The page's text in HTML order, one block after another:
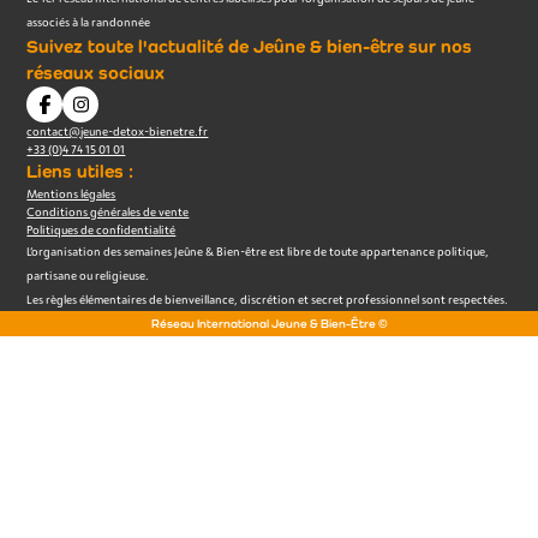
associés à la randonnée
Suivez toute l'actualité de Jeûne & bien-être sur nos
réseaux sociaux
contact@jeune-detox-bienetre.fr
+33 (0)4 74 15 01 01
Liens utiles :
Mentions légales
Conditions générales de vente
Politiques de confidentialité
L’organisation des semaines Jeûne & Bien-être est libre de toute appartenance politique,
partisane ou religieuse.
Les règles élémentaires de bienveillance, discrétion et secret professionnel sont respectées.
Réseau International Jeune & Bien-Être ©